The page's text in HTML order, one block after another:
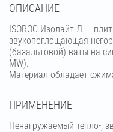
OПИСАНИЕ
ISOROC Изолайт-Л —
звукопоглощающая
(базальтовой) ваты на
MW).
Материал обладает
ПРИМЕНЕНИЕ
Ненагружаемый тепло-,